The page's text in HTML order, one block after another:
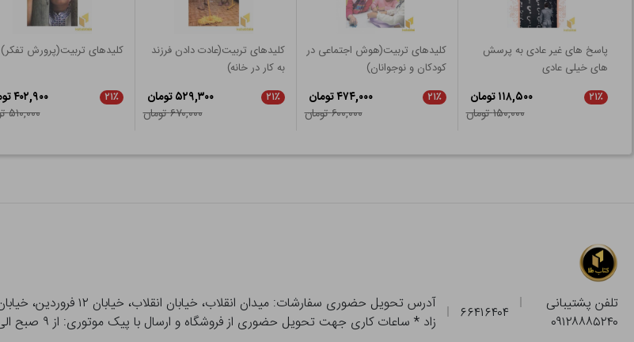
پاسخ های غیر عادی به پرسش
های خیلی عادی
۲۱٪
۱۱۸,۵۰۰ تومان
۱۵۰,۰۰۰ تومان
کلیدهای تربیت(هوش اجتماعی در
کودکان و نوجوانان)
۲۱٪
۴۷۴,۰۰۰ تومان
۶۰۰,۰۰۰ تومان
کلیدهای تربیت(عادت دادن فرزند
به کار در خانه)
۲۱٪
۵۲۹,۳۰۰ تومان
۶۷۰,۰۰۰ تومان
کلیدهای تربیت(پرورش تفکر)
۲۱٪
۴۰۲,۹۰۰ تومان
۵۱۰,۰۰۰ تومان
تلفن پشتیبانی
۰۹۱۲۸۸۸۵۲۴۰
۶۶۴۱۶۴۰۴
زاد * ساعات کاری جهت تحویل حضوری از فروشگاه و ارسال با پیک موتوری: از ۹ صبح الی ۱۶ عصر و پنجشنبه ها تا ۱۲
بصورت حضوری از آدرس تحویل حضوری سفارش خود را بدون هیچ هزینه ای تحویل بگیرید.